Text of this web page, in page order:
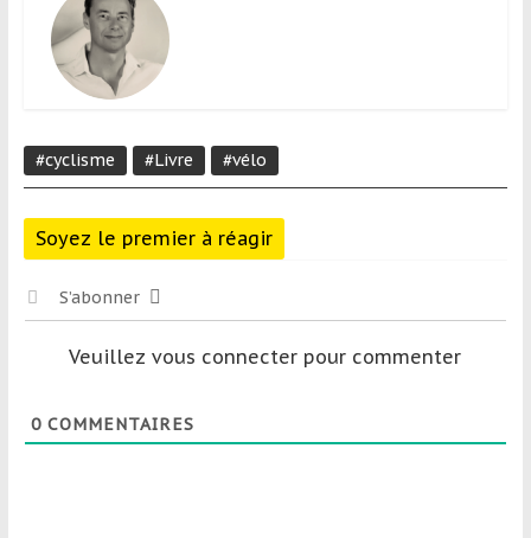
#cyclisme #Livre #vélo
Soyez le premier à réagir
S’abonner
Veuillez vous connecter pour commenter
0COMMENTAIRES